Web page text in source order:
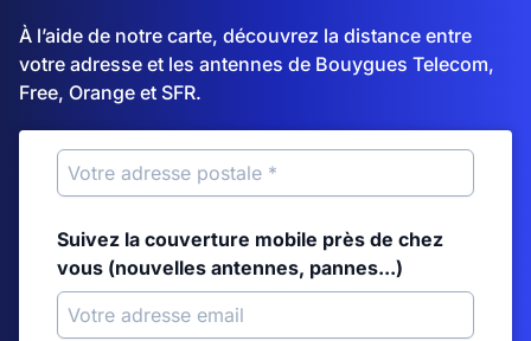
À l’aide de notre carte, découvrez la distance entre
votre adresse et les antennes de Bouygues Telecom,
Free, Orange et SFR.
Suivez la couverture mobile près de chez
vous (nouvelles antennes, pannes...)